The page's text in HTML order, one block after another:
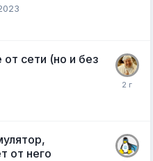
сети (но и без
от него